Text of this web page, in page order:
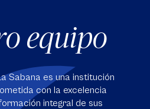
equipo
Sabana es una institución
con la excelencia
integral de sus